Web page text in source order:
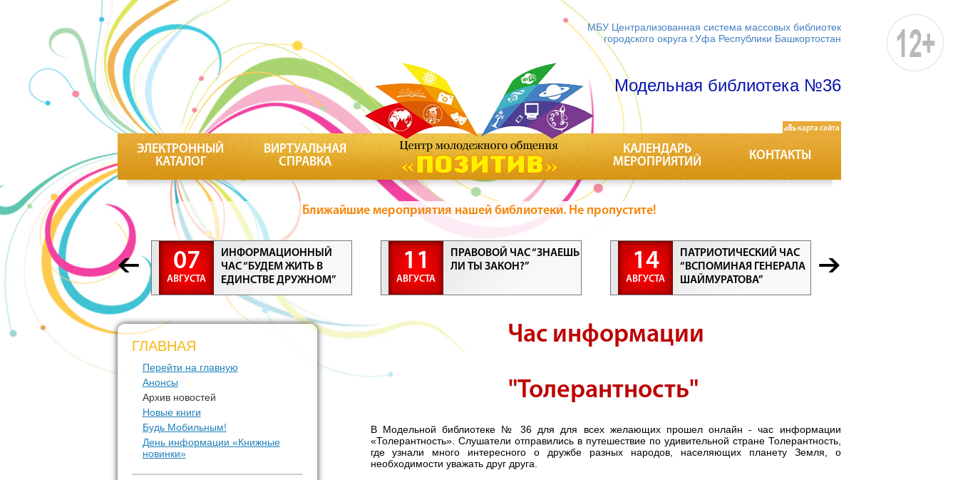
МБУ Централизованная система массовых библиотек
городского округа г.Уфа Республики Башкортостан
Модельная библиотека №36
ЭЛЕКТРОННЫЙ
КАТАЛОГ
ВИРТУАЛЬНАЯ
СПРАВКА
КАЛЕНДАРЬ
МЕРОПРИЯТИЙ
КОНТАКТЫ
карта сайта
Ближайшие мероприятия нашей библиотеки. Не пропустите!
07
АВГУСТА
ИНФОРМАЦИОННЫЙ
ЧАС “БУДЕМ ЖИТЬ В
ЕДИНСТВЕ ДРУЖНОМ”
11
АВГУСТА
ПРАВОВОЙ ЧАС “ЗНАЕШЬ
ЛИ ТЫ ЗАКОН?”
14
АВГУСТА
ПАТРИОТИЧЕСКИЙ ЧАС
“ВСПОМИНАЯ ГЕНЕРАЛА
ШАЙМУРАТОВА”
ГЛАВНАЯ
Перейти на главную
Анонсы
Архив новостей
Новые книги
Будь Мобильным!
День информации «Книжные
новинки»
Час информации
"Толерантность"
В Модельной библиотеке № 36 для для всех желающих прошел онлайн - час информации
«Толерантность». Слушатели отправились в путешествие по удивительной стране Толерантность,
где узнали много интересного о дружбе разных народов, населяющих планету Земля, о
необходимости уважать друг друга.